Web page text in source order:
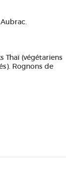
Thaï (végétariens
Rognons de